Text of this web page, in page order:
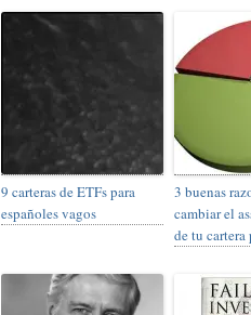
9 carteras de ETFs para
españoles vagos
3 buenas
cambiar el
de tu cartera